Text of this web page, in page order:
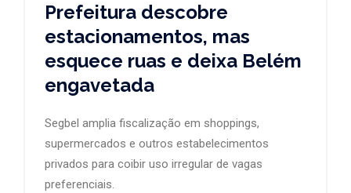
Prefeitura descobre
estacionamentos, mas
esquece ruas e deixa Belém
engavetada
Segbel amplia fiscalização em shoppings,
supermercados e outros estabelecimentos
privados para coibir uso irregular de vagas
preferenciais.